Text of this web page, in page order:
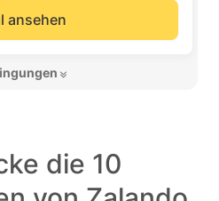
ansehen
die 10